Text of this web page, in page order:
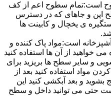
است:تمام سطوح اعم از کف
اپن و جاهای که در دسترس
ی یخچال و کابینت ها
است:مواد پاک کننده و
خواهید از آن ها استفاده کنید
و سایر سطح ها بریزید برای
مواد استفاده کنید بعد از
بشوید و بعد آبکشی کنید این
حتی می توانید داخل و سطح